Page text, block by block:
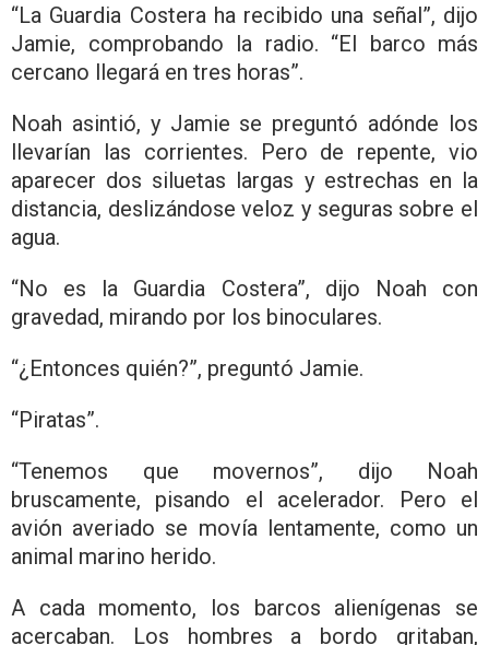
“La Guardia Costera ha recibido una señal”, dijo
Jamie, comprobando la radio. “El barco más
cercano llegará en tres horas”.
Noah asintió, y Jamie se preguntó adónde los
llevarían las corrientes. Pero de repente, vio
aparecer dos siluetas largas y estrechas en la
distancia, deslizándose veloz y seguras sobre el
agua.
“No es la Guardia Costera”, dijo Noah con
gravedad, mirando por los binoculares.
“¿Entonces quién?”, preguntó Jamie.
“Piratas”.
“Tenemos que movernos”, dijo Noah
bruscamente, pisando el acelerador. Pero el
avión averiado se movía lentamente, como un
animal marino herido.
A cada momento, los barcos alienígenas se
acercaban. Los hombres a bordo gritaban,